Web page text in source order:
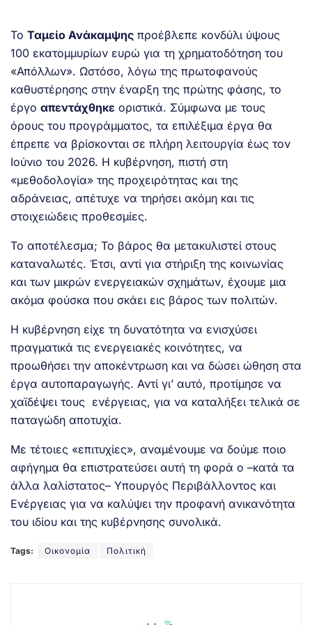
Το Ταμείο Ανάκαμψης προέβλεπε κονδύλι ύψους
100 εκατομμυρίων ευρώ για τη χρηματοδότηση του
«Απόλλων». Ωστόσο, λόγω της πρωτοφανούς
καθυστέρησης στην έναρξη της πρώτης φάσης, το
έργο απεντάχθηκε οριστικά. Σύμφωνα με τους
όρους του προγράμματος, τα επιλέξιμα έργα θα
έπρεπε να βρίσκονται σε πλήρη λειτουργία έως τον
Ιούνιο του 2026. Η κυβέρνηση, πιστή στη
«μεθοδολογία» της προχειρότητας και της
αδράνειας, απέτυχε να τηρήσει ακόμη και τις
στοιχειώδεις προθεσμίες.
Το αποτέλεσμα; Το βάρος θα μετακυλιστεί στους
καταναλωτές. Έτσι, αντί για στήριξη της κοινωνίας
και των μικρών ενεργειακών σχημάτων, έχουμε μια
ακόμα φούσκα που σκάει εις βάρος των πολιτών.
Η κυβέρνηση είχε τη δυνατότητα να ενισχύσει
πραγματικά τις ενεργειακές κοινότητες, να
προωθήσει την αποκέντρωση και να δώσει ώθηση στα
έργα αυτοπαραγωγής. Αντί γι’ αυτό, προτίμησε να
χαϊδέψει τους ενέργειας, για να καταλήξει τελικά σε
παταγώδη αποτυχία.
Με τέτοιες «επιτυχίες», αναμένουμε να δούμε ποιο
αφήγημα θα επιστρατεύσει αυτή τη φορά ο –κατά τα
άλλα λαλίστατος– Υπουργός Περιβάλλοντος και
Ενέργειας για να καλύψει την προφανή ανικανότητα
του ιδίου και της κυβέρνησης συνολικά.
Tags: Οικονομία Πολιτική